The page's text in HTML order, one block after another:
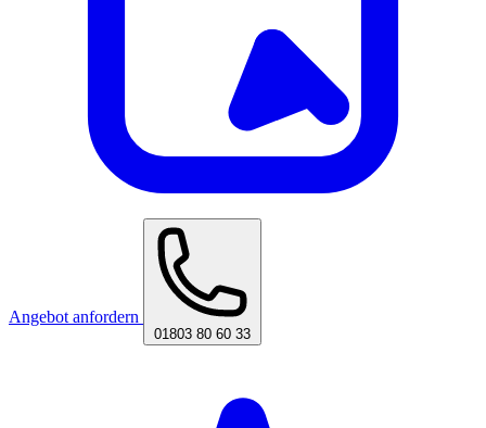
Angebot anfordern
01803 80 60 33